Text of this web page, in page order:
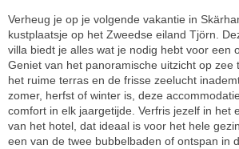
Verheug je op je volgende vakantie in
kustplaatsje op het Zweedse eiland Tjörn.
villa biedt je alles wat je nodig hebt voor een
Geniet van het panoramische uitzicht op zee
het ruime terras en de frisse zeelucht
zomer, herfst of winter is, deze
comfort in elk jaargetijde. Verfris jezelf in het
van het hotel, dat ideaal is voor het hele
een van de twee bubbelbaden of ontspan in